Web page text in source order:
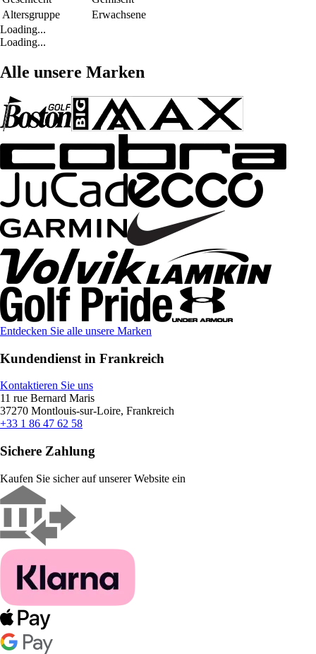
Altersgruppe
Erwachsene
Loading...
Loading...
Alle unsere Marken
Entdecken Sie alle unsere Marken
Kundendienst in Frankreich
Kontaktieren Sie uns
11 rue Bernard Maris
37270 Montlouis-sur-Loire, Frankreich
+33 1 86 47 62 58
Sichere Zahlung
Kaufen Sie sicher auf unserer Website ein